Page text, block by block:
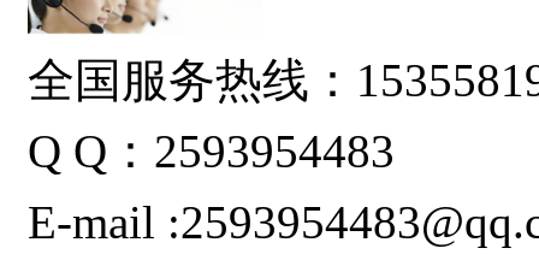
全国服务热线：
Q Q： 2593954483
E-mail